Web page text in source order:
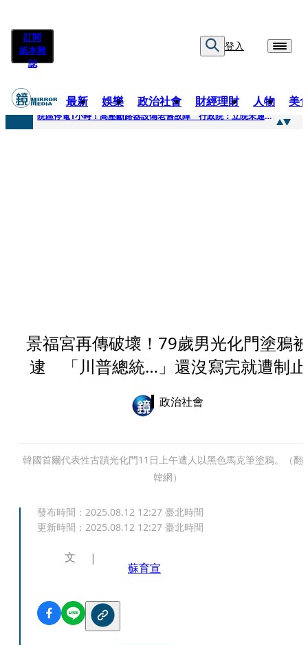
訂閱
紙本雜
誌
登入
最新 娛樂 政治社會 財經理財 人物 美
快訊
院區停電1小時！高壓斷路器設備老舊故障 行政院：立院未通過預算
景福宮再傳破壞！79歲男光化門塗鴉
逮 「川普總統…」還沒寫完就遭制止
政治社會
韓國首爾代表性古蹟光化門11日上午遭人以黑色馬克筆塗鴉。（翻
韓網）
發布時間： 2025.08.12 12:27 臺北時間
更新時間： 2025.08.12 12:27 臺北時間
文
蘇育宣